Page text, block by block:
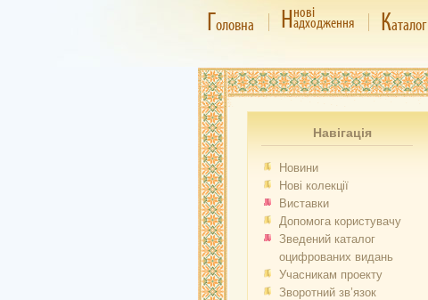
Головна Ннові
адходження Каталог
Навігація
Новини
Нові колекції
Виставки
Допомога користувачу
Зведений каталог
оцифрованих видань
Учасникам проекту
Зворотний зв’язок